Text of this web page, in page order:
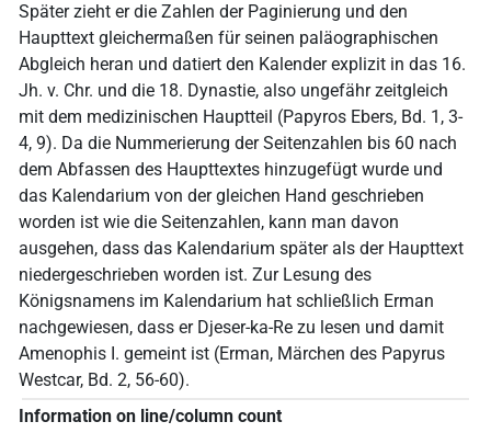
Später zieht er die Zahlen der Paginierung und den
Haupttext gleichermaßen für seinen paläographischen
Abgleich heran und datiert den Kalender explizit in das 16.
Jh. v. Chr. und die 18. Dynastie, also ungefähr zeitgleich
mit dem medizinischen Hauptteil (Papyros Ebers, Bd. 1, 3-
4, 9). Da die Nummerierung der Seitenzahlen bis 60 nach
dem Abfassen des Haupttextes hinzugefügt wurde und
das Kalendarium von der gleichen Hand geschrieben
worden ist wie die Seitenzahlen, kann man davon
ausgehen, dass das Kalendarium später als der Haupttext
niedergeschrieben worden ist. Zur Lesung des
Königsnamens im Kalendarium hat schließlich Erman
nachgewiesen, dass er Djeser-ka-Re zu lesen und damit
Amenophis I. gemeint ist (Erman, Märchen des Papyrus
Westcar, Bd. 2, 56-60).
Information on line/column count